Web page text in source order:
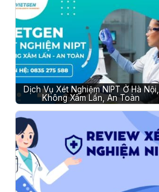
Dịch Vụ Xét Nghiệm NIPT Ở Hà Nội,
Không Xâm Lấn, An Toàn